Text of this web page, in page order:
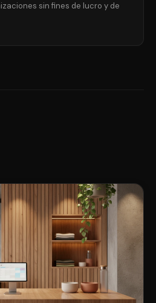
sin fines de lucro y de